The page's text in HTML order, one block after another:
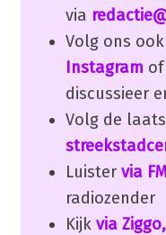
via
Volg ons
Instagram of
discussieer
Volg de
Luister via
radiozender
Kijk via